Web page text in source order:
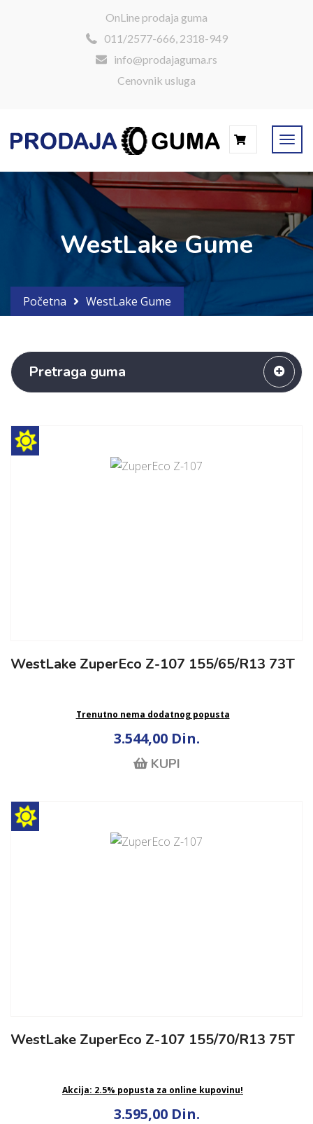
OnLine prodaja guma
011/2577-666, 2318-949
info@prodajaguma.rs
Cenovnik usluga
WestLake Gume
Početna WestLake Gume
Pretraga guma
WestLake ZuperEco Z-107 155/65/R13 73T
Trenutno nema dodatnog popusta
3.544,00 Din.
KUPI
WestLake ZuperEco Z-107 155/70/R13 75T
Akcija: 2.5% popusta za online kupovinu!
3.595,00 Din.